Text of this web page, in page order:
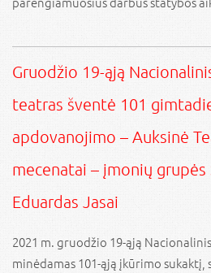
Gruodžio 19-ąją
teatras šventė 101
apdovanojimo – Auksinė
mecenatai – įmonių grupės
Eduardas Jasai
2021 m. gruodžio 19-ąją
minėdamas 101-ąją įkūrimo